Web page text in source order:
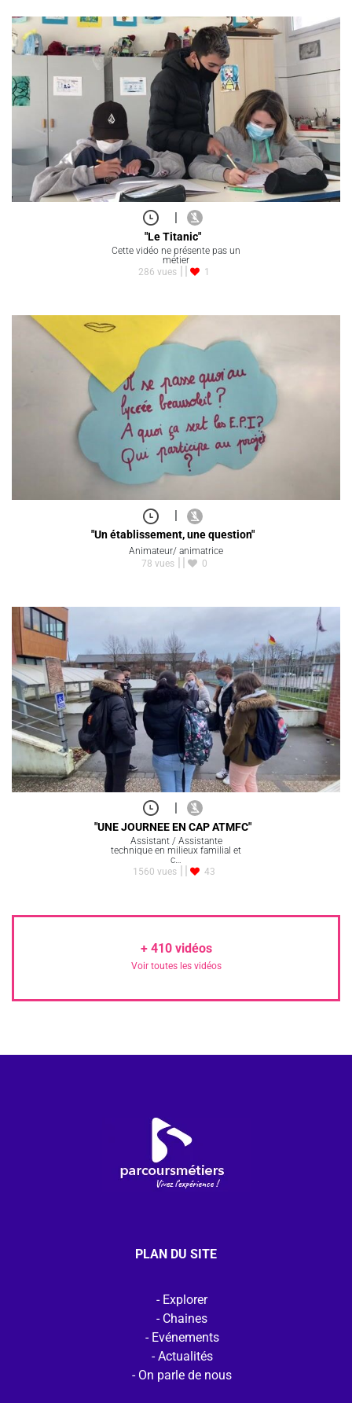
|
"Le Titanic"
Cette vidéo ne présente pas un
métier
286 vues
1
|
"Un établissement, une question"
Animateur/ animatrice
78 vues
0
|
"UNE JOURNEE EN CAP ATMFC"
Assistant / Assistante
technique en milieux familial et
c…
1560 vues
43
+ 410vidéos
Voir toutes les vidéos
PLAN DU SITE
Explorer
Chaines
Evénements
Actualités
On parle de nous